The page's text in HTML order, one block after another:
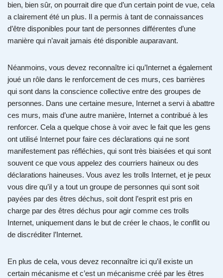
bien, bien sûr, on pourrait dire que d’un certain point de vue, cela
a clairement été un plus. Il a permis à tant de connaissances
d’être disponibles pour tant de personnes différentes d’une
manière qui n’avait jamais été disponible auparavant.
Néanmoins, vous devez reconnaître ici qu’Internet a également
joué un rôle dans le renforcement de ces murs, ces barrières
qui sont dans la conscience collective entre des groupes de
personnes. Dans une certaine mesure, Internet a servi à abattre
ces murs, mais d’une autre manière, Internet a contribué à les
renforcer. Cela a quelque chose à voir avec le fait que les gens
ont utilisé Internet pour faire ces déclarations qui ne sont
manifestement pas réfléchies, qui sont très biaisées et qui sont
souvent ce que vous appelez des courriers haineux ou des
déclarations haineuses. Vous avez les trolls Internet, et je peux
vous dire qu’il y a tout un groupe de personnes qui sont soit
payées par des êtres déchus, soit dont l’esprit est pris en
charge par des êtres déchus pour agir comme ces trolls
Internet, uniquement dans le but de créer le chaos, le conflit ou
de discréditer l’Internet.
En plus de cela, vous devez reconnaître ici qu’il existe un
certain mécanisme et c’est un mécanisme créé par les êtres